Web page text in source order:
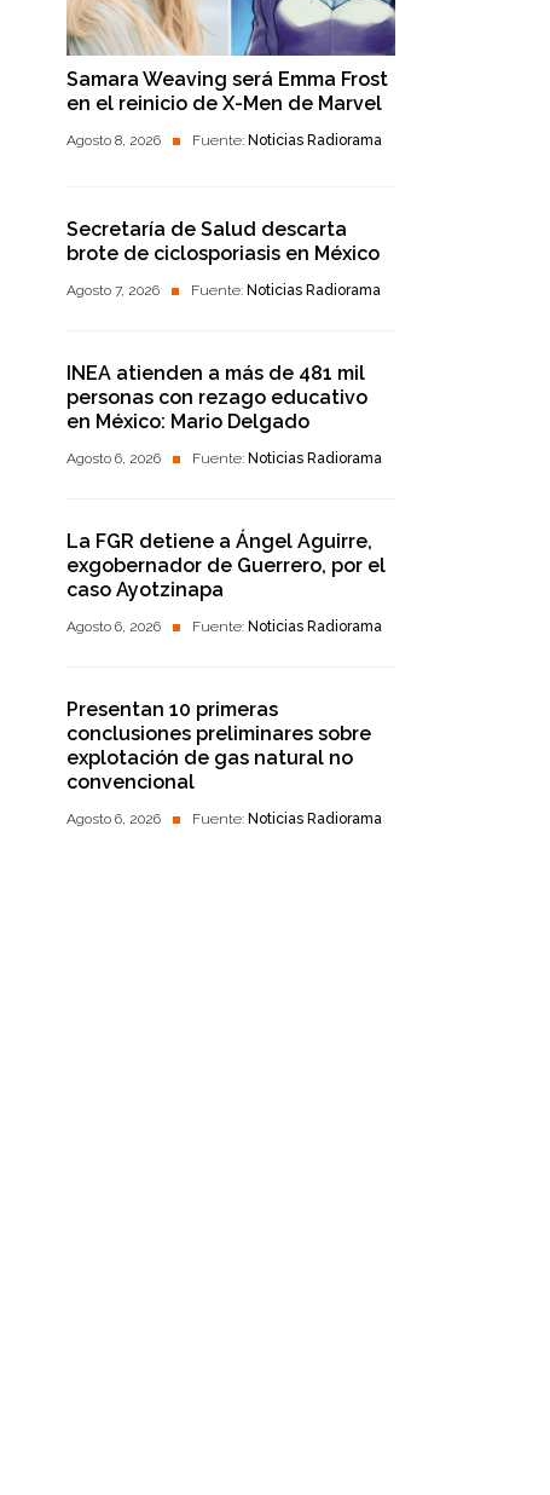
Samara Weaving será Emma Frost
en el reinicio de X-Men de Marvel
Agosto 8, 2026 Fuente: Noticias Radiorama
Secretaría de Salud descarta
brote de ciclosporiasis en México
Agosto 7, 2026 Fuente: Noticias Radiorama
INEA atienden a más de 481 mil
personas con rezago educativo
en México: Mario Delgado
Agosto 6, 2026 Fuente: Noticias Radiorama
La FGR detiene a Ángel Aguirre,
exgobernador de Guerrero, por el
caso Ayotzinapa
Agosto 6, 2026 Fuente: Noticias Radiorama
Presentan 10 primeras
conclusiones preliminares sobre
explotación de gas natural no
convencional
Agosto 6, 2026 Fuente: Noticias Radiorama